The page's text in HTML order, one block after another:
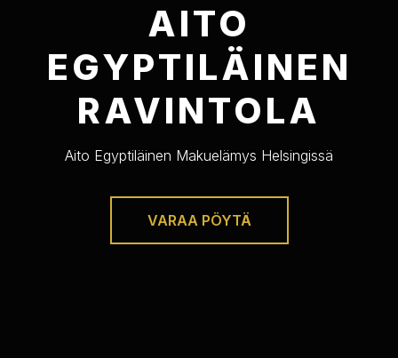
AITO
EGYPTILÄINEN
RAVINTOLA
Aito Egyptiläinen Makuelämys Helsingissä
VARAA PÖYTÄ